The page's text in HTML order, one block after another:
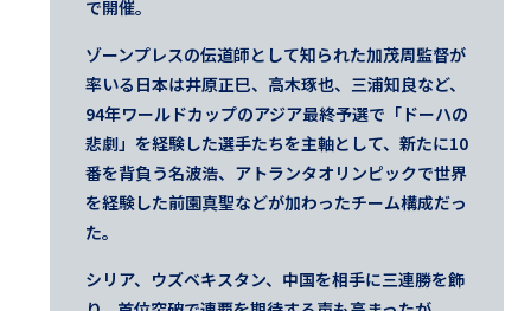
で開催。
ゾーンプレスの伝道師として知られた加茂周監督が
率いる日本は井原正巳、高木琢也、三浦知良など、
94年ワールドカップのアジア最終予選で「ドーハの
悲劇」を経験した選手たちを主軸として、新たに10
番を背負う名波浩、アトランタオリンピックで世界
を経験した前園真聖などが加わったチーム構成だっ
た。
シリア、ウズベキスタン、中国を相手に三連勝を飾